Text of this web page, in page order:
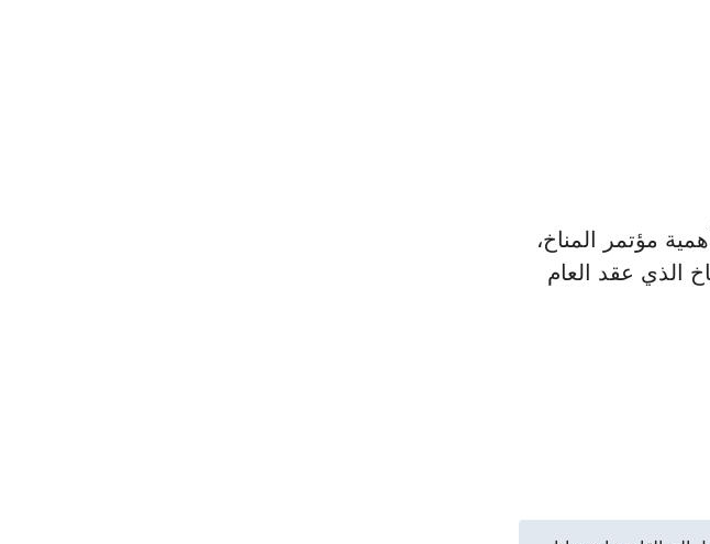
مؤتمر المناخ،
الذي عقد العام